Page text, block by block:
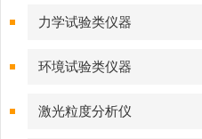
力学试验类仪器
环境试验类仪器
激光粒度分析仪